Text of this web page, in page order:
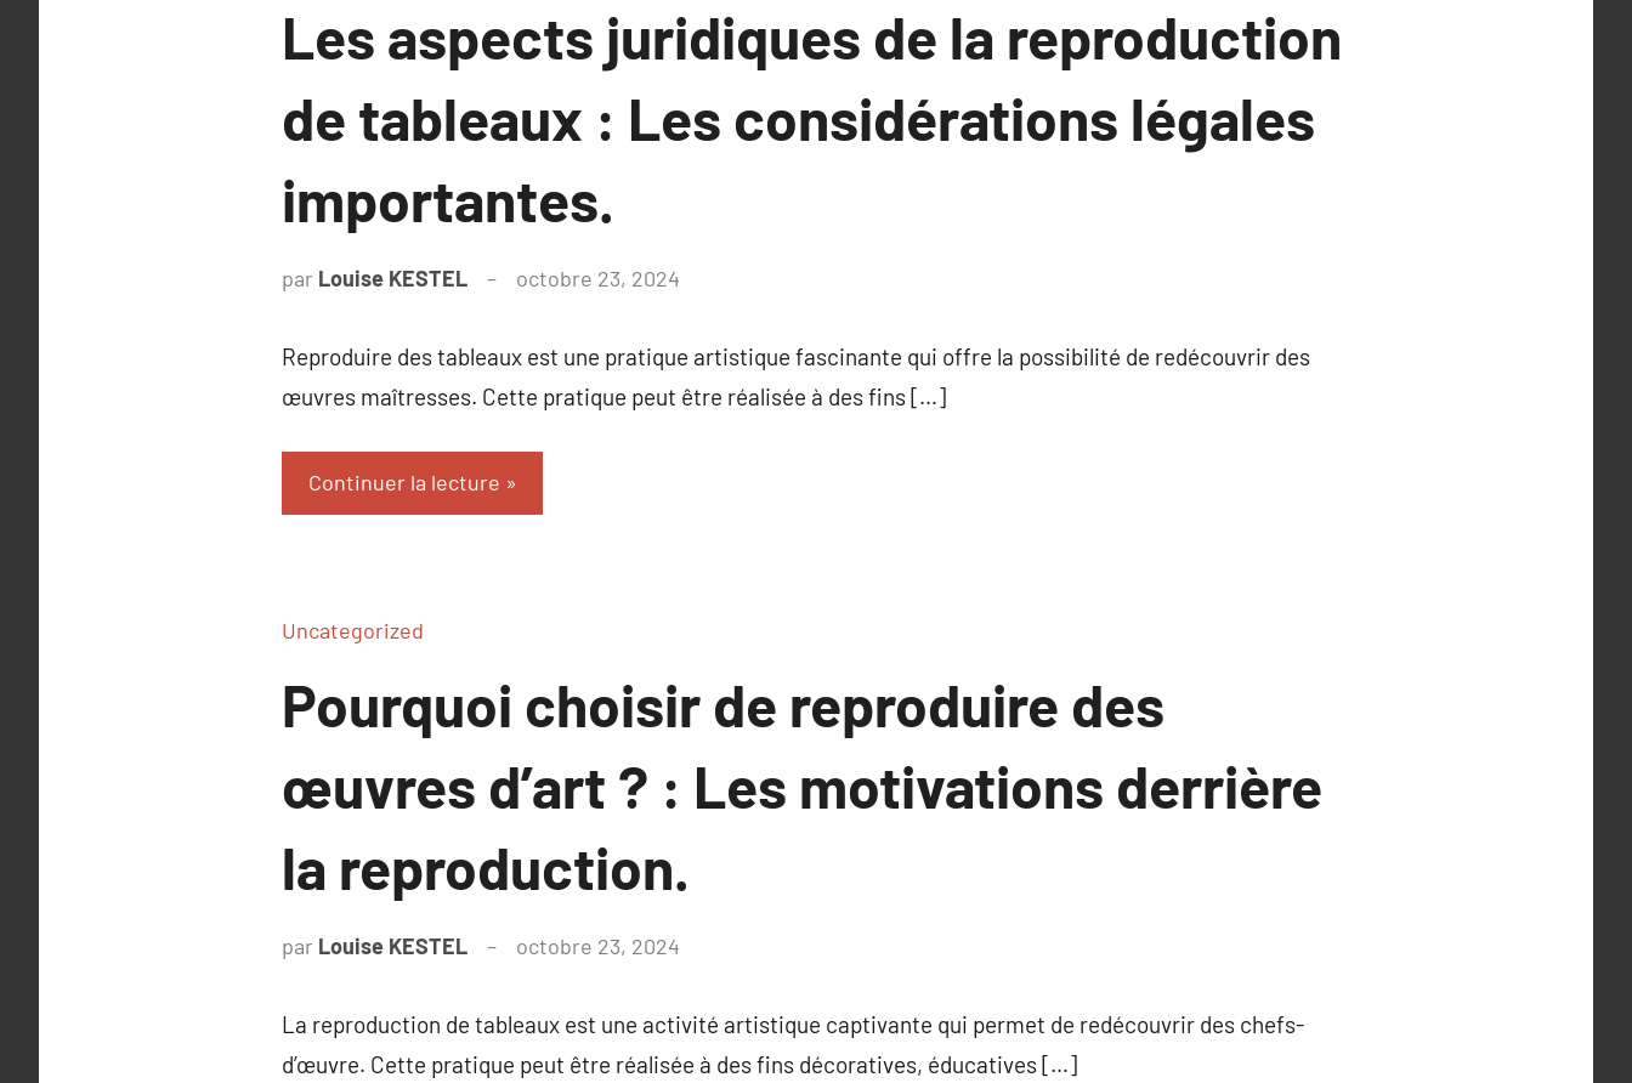
Les aspects juridiques de la reproduction
de tableaux : Les considérations légales
importantes.
par Louise KESTEL octobre 23, 2024
Reproduire des tableaux est une pratique artistique fascinante qui offre la possibilité de redécouvrir des
œuvres maîtresses. Cette pratique peut être réalisée à des fins […]
Continuer la lecture
Uncategorized
Pourquoi choisir de reproduire des
œuvres d’art ? : Les motivations derrière
la reproduction.
par Louise KESTEL octobre 23, 2024
La reproduction de tableaux est une activité artistique captivante qui permet de redécouvrir des chefs-
d’œuvre. Cette pratique peut être réalisée à des fins décoratives, éducatives […]